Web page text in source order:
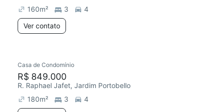
160m² 3
4
Ver contato
Chegou este mês
Casa de Condomínio
R$ 849.000
R. Raphael Jafet, Jardim Portobello
180m² 3
4